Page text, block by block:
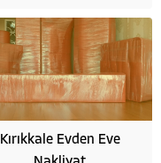
Kırıkkale Evden Eve